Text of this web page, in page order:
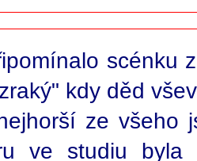
scénku
kdy děd
ze všeho
ve studiu